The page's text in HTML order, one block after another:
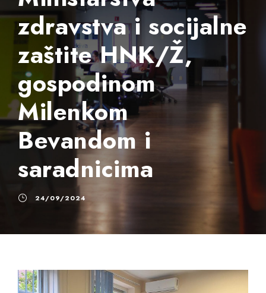
zdravstva i socijalne
zaštite HNK/Ž,
gospodinom
Milenkom
Bevandom i
saradnicima
24/09/2024